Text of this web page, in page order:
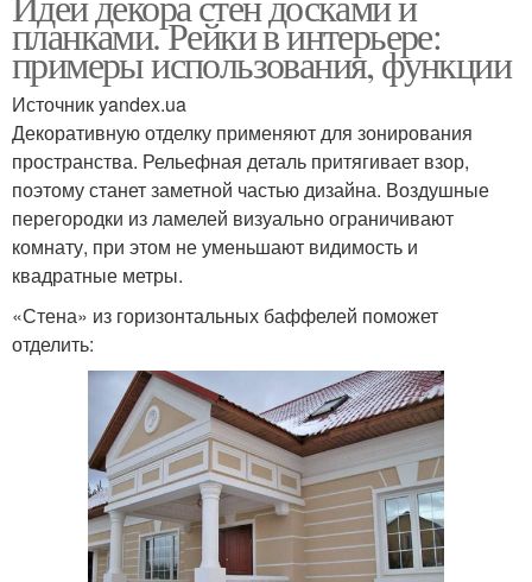
планками. Рейки в интерьере:
примеры использования, функции
Источник yandex.ua
Декоративную отделку применяют для зонирования
пространства. Рельефная деталь притягивает взор,
поэтому станет заметной частью дизайна. Воздушные
перегородки из ламелей визуально ограничивают
комнату, при этом не уменьшают видимость и
квадратные метры.
«Стена» из горизонтальных баффелей поможет
отделить: